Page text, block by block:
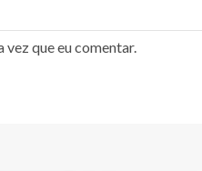
vez que eu comentar.